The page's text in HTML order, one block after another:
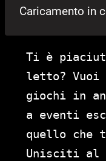
Caricamento in
Ti è
letto? Vuoi
giochi in
a eventi
quello che
Unisciti al